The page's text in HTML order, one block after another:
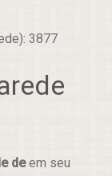
3877
deem seu